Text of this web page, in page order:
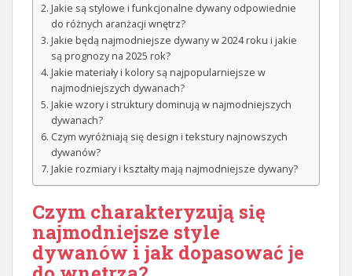
Jakie są stylowe i funkcjonalne dywany odpowiednie
do różnych aranżacji wnętrz?
Jakie będą najmodniejsze dywany w 2024 roku i jakie
są prognozy na 2025 rok?
Jakie materiały i kolory są najpopularniejsze w
najmodniejszych dywanach?
Jakie wzory i struktury dominują w najmodniejszych
dywanach?
Czym wyróżniają się design i tekstury najnowszych
dywanów?
Jakie rozmiary i kształty mają najmodniejsze dywany?
Czym charakteryzują się
najmodniejsze style
dywanów i jak dopasować je